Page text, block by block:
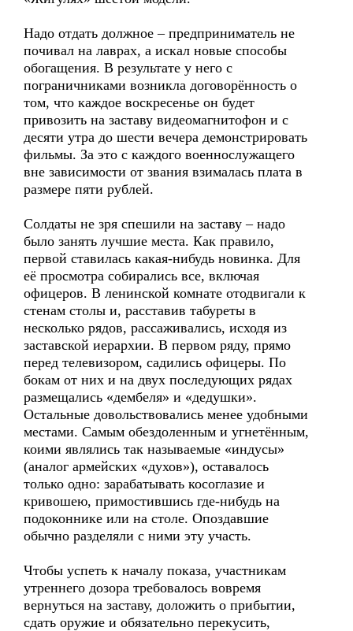
Надо отдать должное – предприниматель не
почивал на лаврах, а искал новые способы
обогащения. В результате у него с
пограничниками возникла договорённость о
том, что каждое воскресенье он будет
привозить на заставу видеомагнитофон и с
десяти утра до шести вечера демонстрировать
фильмы. За это с каждого военнослужащего
вне зависимости от звания взималась плата в
размере пяти рублей.
Солдаты не зря спешили на заставу – надо
было занять лучшие места. Как правило,
первой ставилась какая-нибудь новинка. Для
её просмотра собирались все, включая
офицеров. В ленинской комнате отодвигали к
стенам столы и, расставив табуреты в
несколько рядов, рассаживались, исходя из
заставской иерархии. В первом ряду, прямо
перед телевизором, садились офицеры. По
бокам от них и на двух последующих рядах
размещались «дембеля» и «дедушки».
Остальные довольствовались менее удобными
местами. Самым обездоленным и угнетённым,
коими являлись так называемые «индусы»
(аналог армейских «духов»), оставалось
только одно: зарабатывать косоглазие и
кривошею, примостившись где-нибудь на
подоконнике или на столе. Опоздавшие
обычно разделяли с ними эту участь.
Чтобы успеть к началу показа, участникам
утреннего дозора требовалось вовремя
вернуться на заставу, доложить о прибытии,
сдать оружие и обязательно перекусить,